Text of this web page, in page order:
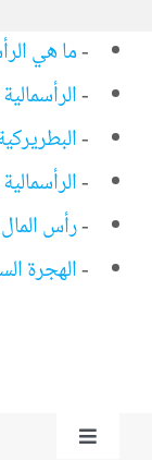
-ما هي
-
-
-
-رأس
-الهجرة
Toggle